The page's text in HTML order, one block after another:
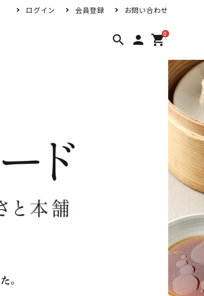
ログイン 会員登録 お問い合わせ
search person 0
shopping_cart